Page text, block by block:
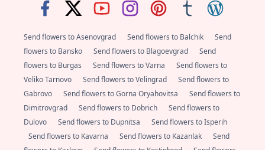
Send flowers to Asenovgrad Send flowers to Balchik
Send
flowers to Bansko
Send flowers to Blagoevgrad
Send
flowers to Burgas
Send flowers to Varna
Send flowers to
Veliko Tarnovo
Send flowers to Velingrad
Send flowers to
Gabrovo
Send flowers to Gorna Oryahovitsa
Send flowers to
Dimitrovgrad
Send flowers to Dobrich
Send flowers to
Dulovo
Send flowers to Dupnitsa
Send flowers to Isperih
Send flowers to Kavarna
Send flowers to Kazanlak
Send